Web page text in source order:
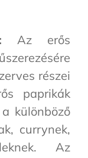
Az erős
részei
paprikák
különböző
currynek,
Az